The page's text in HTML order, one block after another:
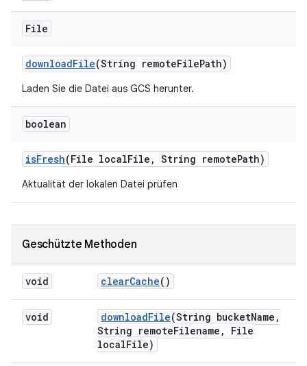
File
downloadFile(String remoteFilePath)
Laden Sie die Datei aus GCS herunter.
boolean
isFresh(File localFile , String remotePath)
Aktualität der lokalen Datei prüfen
Geschützte Methoden
void clearCache()
void downloadFile(String bucketName ,
String remoteFilename ,
File
localFile)